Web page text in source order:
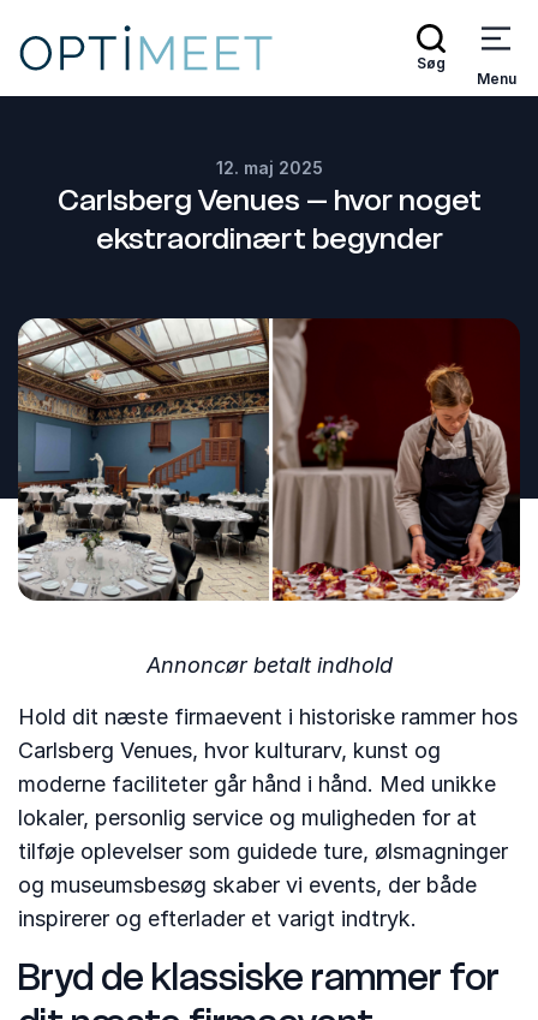
Søg
Menu
12. maj 2025
Carlsberg Venues – hvor noget
ekstraordinært begynder
Annoncør betalt indhold
Hold dit næste firmaevent i historiske rammer hos
Carlsberg Venues, hvor kulturarv, kunst og
moderne faciliteter går hånd i hånd. Med unikke
lokaler, personlig service og muligheden for at
tilføje oplevelser som guidede ture, ølsmagninger
og museumsbesøg skaber vi events, der både
inspirerer og efterlader et varigt indtryk.
Bryd de klassiske rammer for